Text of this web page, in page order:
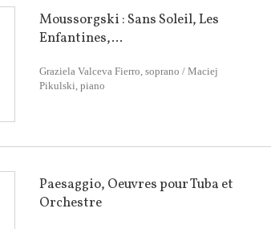
Moussorgski : Sans Soleil, Les
Enfantines,...
Graziela Valceva Fierro, soprano / Maciej
Pikulski, piano
Paesaggio, Oeuvres pour Tuba et
Orchestre